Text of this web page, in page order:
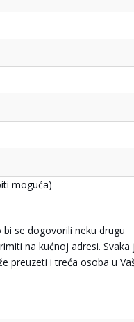
moguća)
se dogovorili neku drugu
na kućnoj adresi. Svaka
preuzeti i treća osoba u